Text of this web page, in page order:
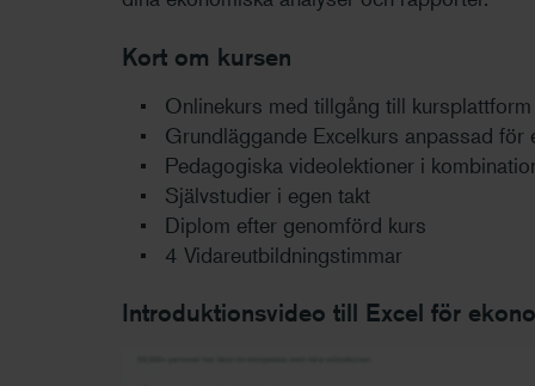
Kort om kursen
Onlinekurs med tillgång till
Grundläggande Excelkurs anpassad för
Pedagogiska videolektioner i
Självstudier i egen takt
Diplom efter genomförd kurs
4 Vidareutbildningstimmar
Introduktionsvideo till Excel för